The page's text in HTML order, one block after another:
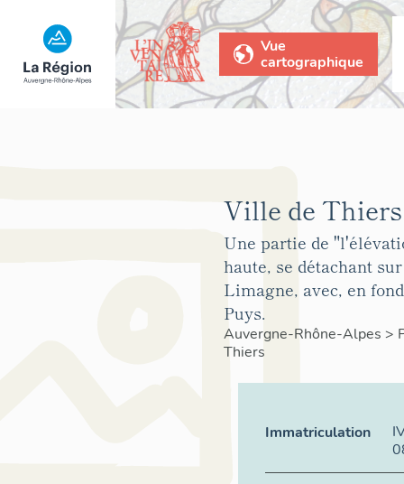
Vue
cartographique
Ville de
Une partie de
haute, se détachant
Limagne, avec, en
Puys.
Auvergne-Rhône-Alpes >
Thiers
Immatriculation